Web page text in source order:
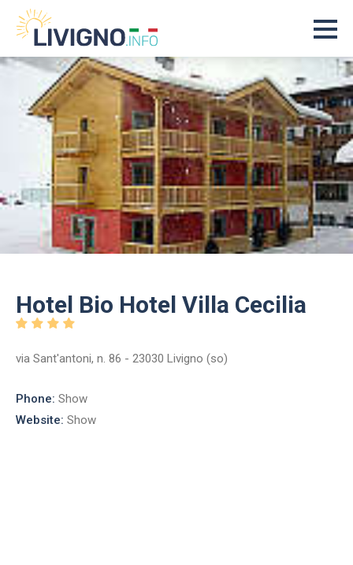
Hotel Bio Hotel Villa Cecilia
via Sant'antoni, n. 86 - 23030 Livigno (so)
Phone: Show
Website: Show